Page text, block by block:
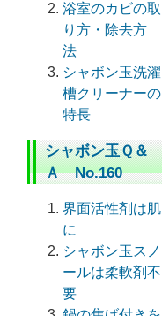
浴室のカビの取
り方・除去方
法
シャボン玉洗濯
槽クリーナーの
特長
シャボン玉Ｑ＆
Ａ No.160
界面活性剤は肌
に
シャボン玉スノ
ールは柔軟剤不
要